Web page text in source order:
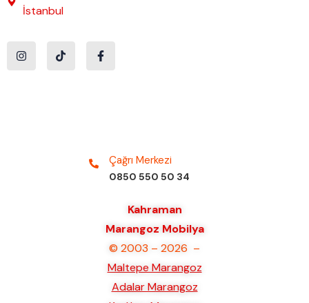
İstanbul
Çağrı Merkezi
0850 550 50 34
Kahraman
Marangoz Mobilya
© 2003 – 2026 –
Maltepe Marangoz
Adalar Marangoz